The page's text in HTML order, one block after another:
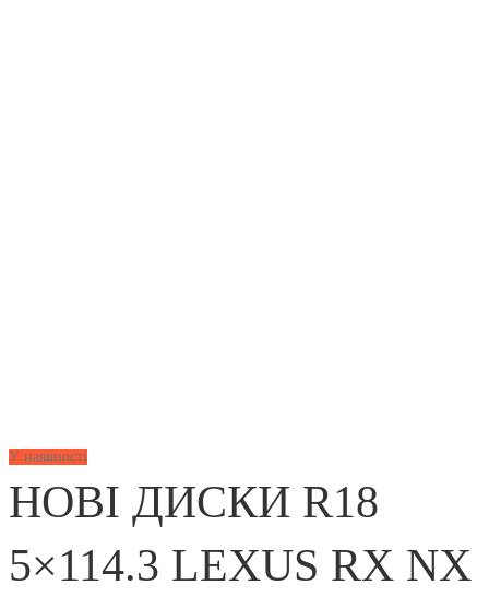
У наявності
НОВІ ДИСКИ R18
5×114.3 LEXUS RX NX